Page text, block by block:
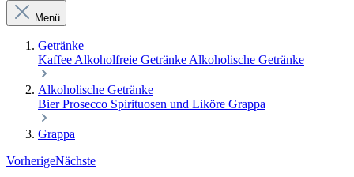
Menü
Getränke
Kaffee Alkoholfreie Getränke Alkoholische Getränke
Alkoholische Getränke
BierProsecco Spirituosen und Liköre Grappa
Grappa
VorherigeNächste